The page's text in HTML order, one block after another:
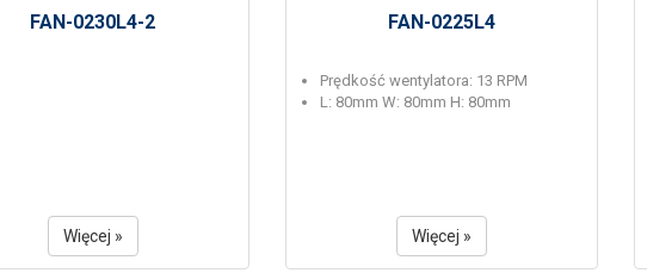
FAN-0230L4-2
Więcej »
FAN-0225L4
Prędkość wentylatora: 13 RPM
L: 80mm W: 80mm H: 80mm
Więcej »